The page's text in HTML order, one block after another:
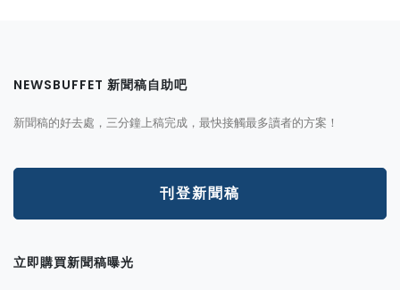
NEWSBUFFET 新聞稿自助吧
新聞稿的好去處，三分鐘上稿完成，最快接觸最多讀者的方案！
刊登新聞稿
立即購買新聞稿曝光